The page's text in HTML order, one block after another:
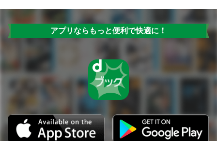
アプリならもっと便利で快適に！